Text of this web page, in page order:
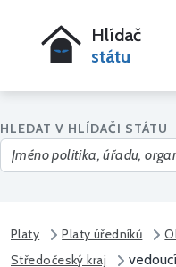
Hlídač
státu
HLEDAT V HLÍDAČI STÁTU
Platy Platy úředníků
Středočeský kraj